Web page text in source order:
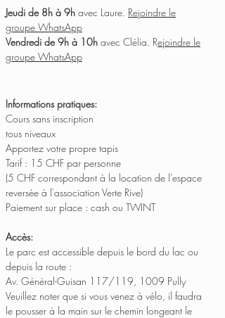
Jeudi de 8h à 9h avec Laure. Rejoindre le
groupe WhatsApp
Vendredi de 9h à 10h avec Clélia. Rejoindre le
groupe WhatsApp
Informations pratiques:
Cours sans inscription
tous niveaux
Apportez votre propre tapis
Tarif : 15 CHF par personne
(5 CHF correspondant à la location de l’espace
reversée à l'association Verte Rive)
Paiement sur place : cash ou TWINT
Accès:
Le parc est accessible depuis le bord du lac ou
depuis la route :
Av. Général-Guisan 117/119, 1009 Pully
Veuillez noter que si vous venez à vélo, il faudra
le pousser à la main sur le chemin longeant le